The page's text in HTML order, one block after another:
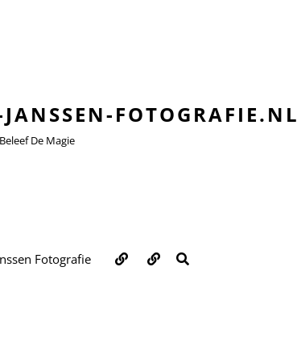
FOTOGRAFIE.NL
De Magie
Fotografie Over
ons
Contact